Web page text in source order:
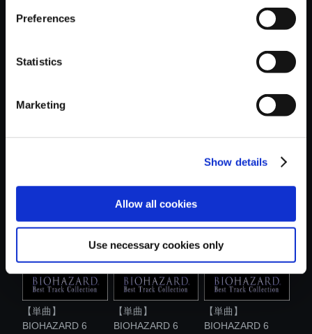
Preferences
Statistics
Marketing
Show details
Allow all cookies
Use necessary cookies only
RESIDENT...
REVELATION...
【単曲】
REVELATION...
【単曲】
BIOHAZARD 6
【単曲】
BIOHAZARD 6
【単曲】
BIOHAZARD 6